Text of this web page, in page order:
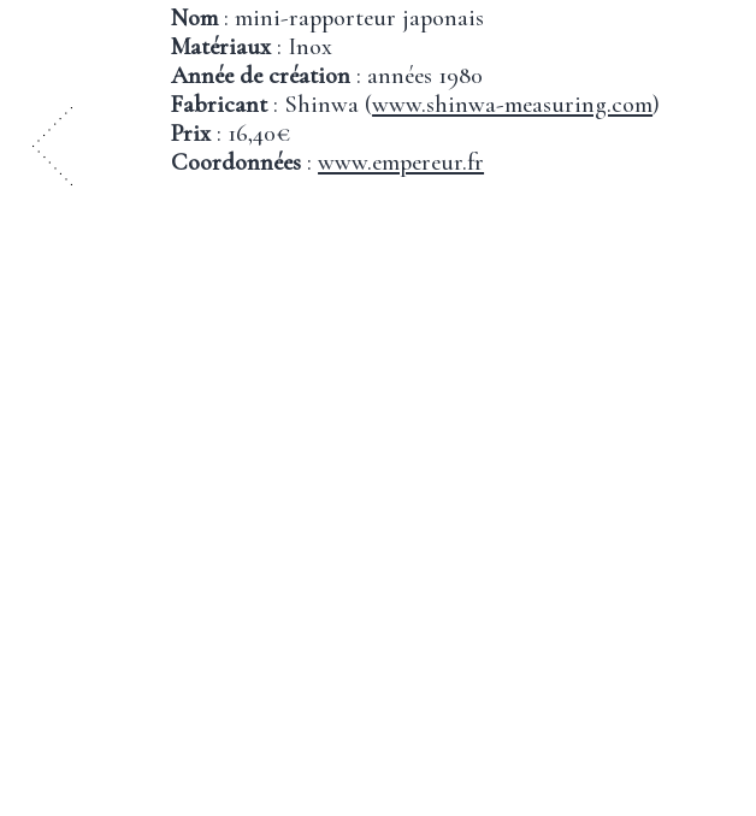
Nom : mini-rapporteur japonais
Matériaux: Inox
Année de création : années 1980
Fabricant: Shinwa (www.shinwa-measuring.com)
Prix: 16,40€
Coordonnées :www.empereur.fr